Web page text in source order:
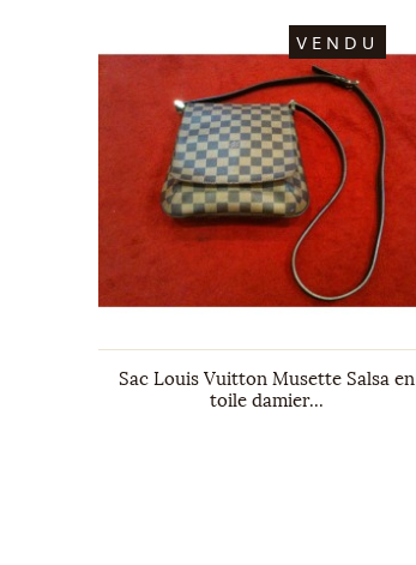
VENDU
Sac Louis Vuitton Musette Salsa en
toile damier...